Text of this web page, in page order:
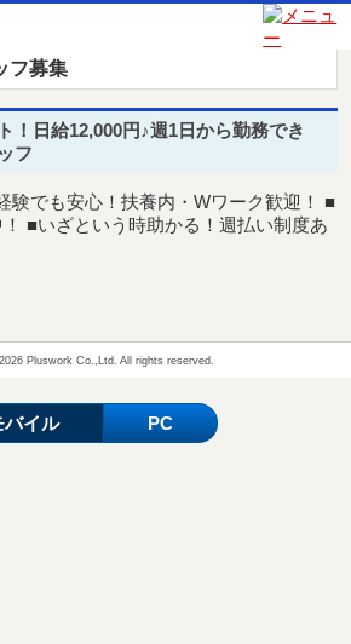
オープニングスタッフ募集
フ募集
！日給12,000円♪週1日から勤務でき
フ
験でも安心！扶養内・Wワーク歓迎！ ■
■いざという時助かる！週払い制度あ
Pluswork Co.,Ltd. All rights reserved.
バイル PC